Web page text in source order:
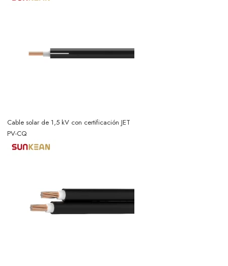
Cable solar de 1,5 kV con certificación JET
PV-CQ